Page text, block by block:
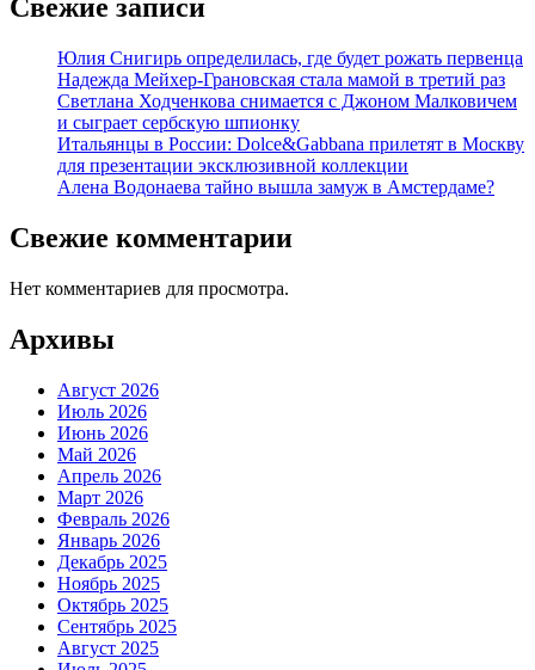
Свежие записи
Юлия Снигирь определилась, где будет рожать первенца
Надежда Мейхер-Грановская стала мамой в третий раз
Светлана Ходченкова снимается с Джоном Малковичем
и сыграет сербскую шпионку
Итальянцы в России: Dolce&Gabbana прилетят в Москву
для презентации эксклюзивной коллекции
Алена Водонаева тайно вышла замуж в Амстердаме?
Свежие комментарии
Нет комментариев для просмотра.
Архивы
Август 2026
Июль 2026
Июнь 2026
Май 2026
Апрель 2026
Март 2026
Февраль 2026
Январь 2026
Декабрь 2025
Ноябрь 2025
Октябрь 2025
Сентябрь 2025
Август 2025